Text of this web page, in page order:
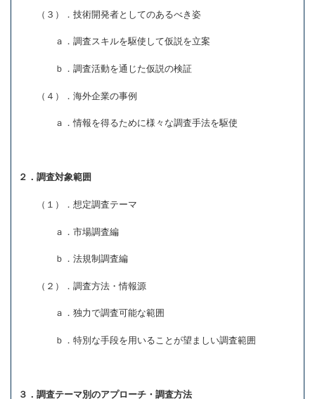
（３）．技術開発者としてのあるべき姿
ａ．調査スキルを駆使して仮説を立案
ｂ．調査活動を通じた仮説の検証
（４）．海外企業の事例
ａ．情報を得るために様々な調査手法を駆使
２．調査対象範囲
（１）．想定調査テーマ
ａ．市場調査編
ｂ．法規制調査編
（２）．調査方法・情報源
ａ．独力で調査可能な範囲
ｂ．特別な手段を用いることが望ましい調査範囲
３．調査テーマ別のアプローチ・調査方法